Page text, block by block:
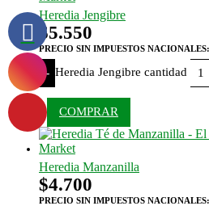
Heredia Jengibre
$5.550
PRECIO SIN IMPUESTOS NACIONALES:
- Heredia Jengibre cantidad
COMPRAR
Heredia Manzanilla
$4.700
PRECIO SIN IMPUESTOS NACIONALES: